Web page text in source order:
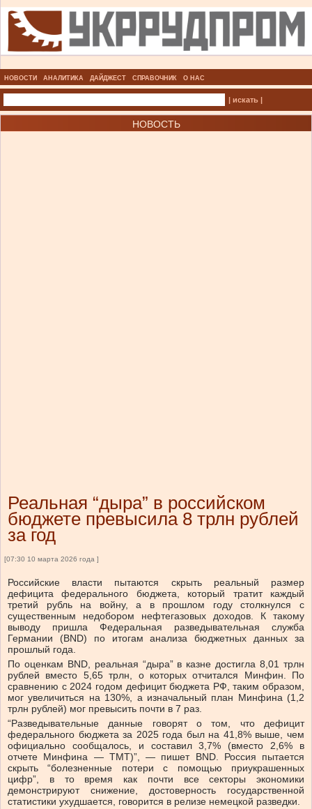
НОВОСТИ АНАЛИТИКА ДАЙДЖЕСТ СПРАВОЧНИК О НАС
| искать |
НОВОСТЬ
Реальная “дыра” в российском
бюджете превысила 8 трлн рублей
за год
[07:30 10 марта 2026 года ]
Российские власти пытаются скрыть реальный размер
дефицита федерального бюджета, который тратит каждый
третий рубль на войну, а в прошлом году столкнулся с
существенным недобором нефтегазовых доходов. К такому
выводу пришла Федеральная разведывательная служба
Германии (BND) по итогам анализа бюджетных данных за
прошлый года.
По оценкам BND, реальная “дыра” в казне достигла 8,01 трлн
рублей вместо 5,65 трлн, о которых отчитался Минфин. По
сравнению с 2024 годом дефицит бюджета РФ, таким образом,
мог увеличиться на 130%, а изначальный план Минфина (1,2
трлн рублей) мог превысить почти в 7 раз.
“Разведывательные данные говорят о том, что дефицит
федерального бюджета за 2025 года был на 41,8% выше, чем
официально сообщалось, и составил 3,7% (вместо 2,6% в
отчете Минфина — ТМТ)”, — пишет BND. Россия пытается
скрыть “болезненные потери с помощью приукрашенных
цифр”, в то время как почти все секторы экономики
демонстрируют снижение, достоверность государственной
статистики ухудшается, говорится в релизе немецкой разведки.